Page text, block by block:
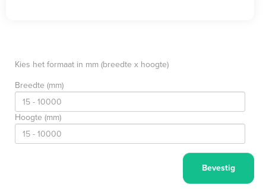
Kies het formaat in mm (breedte x hoogte)
Breedte (mm)
Hoogte (mm)